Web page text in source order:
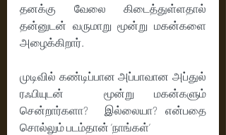
தனக்கு வேலை கிடைத்துள்ளதால்
தன்னுடன் வருமாறு மூன்று மகன்களை
அழைக்கிறார்.
முடிவில் கண்டிப்பான அப்பாவான அப்துல்
ரஃபியுடன்  மூன்று மகன்களும்
சென்றார்களா?  இல்லையா? என்பதை
சொல்லும் படம்தான் ’நாங்கள்’